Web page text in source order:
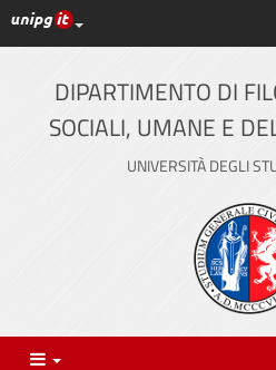
Vai
al
contenuto
principale
Link ai principali servizi
DIPARTIMENTO DI
SOCIALI, UMANE E
UNIVERSITÀ DEGLI
Menu